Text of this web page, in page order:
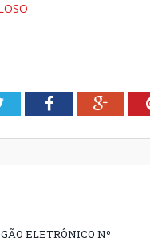
TwitterFacebook
ELETRÔNICO Nº